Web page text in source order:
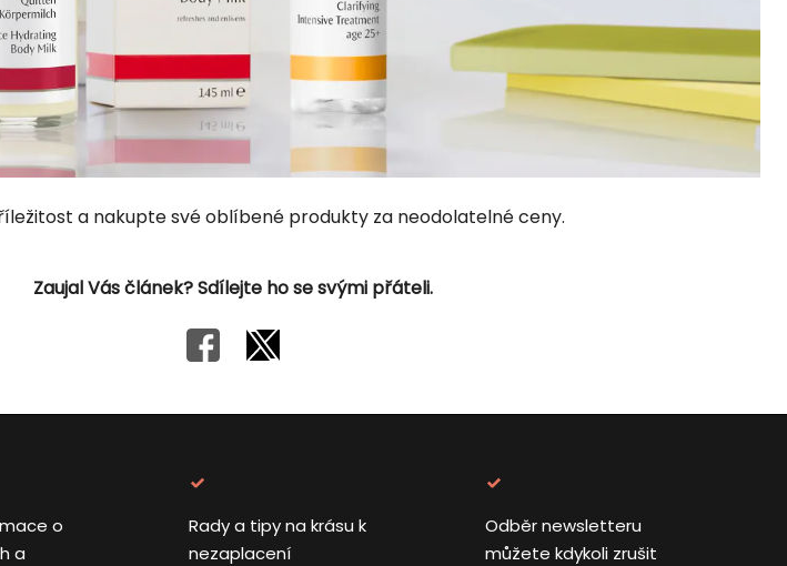
a nakupte své oblíbené produkty za neodolatelné ceny.
Zaujal Vás článek? Sdílejte ho se svými přáteli.
o
a
Rady a tipy na krásu k
nezaplacení
Odběr newsletteru
můžete kdykoli zrušit